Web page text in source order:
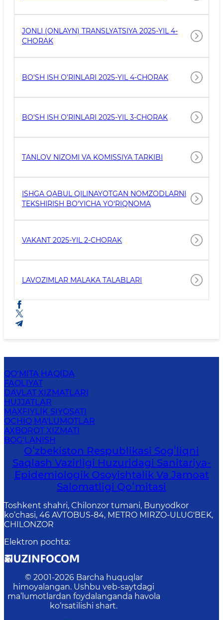
JONLI (ONLAYN) TRANSLYATSIYA 2025-YIL 4-
CHORAK
BO'SH ISH O'RINLARI 2025-YIL 4-CHORAK
BO'SH ISH O'RINLARI 2025-YIL 3-CHORAK
TANLOV NIZOMI VA KOMISSIYA TARKIBI
ISHGA QABUL QILINAYOTGAN NOMZODLARNI
TEKSHIRISH BO‘YICHA YO‘RIQNOMA
VAKANT 2025-YIL 2-CHORAK
LAVOZIMLAR MALAKA TALABLARI
QO‘MITA HAQIDA
FAOLIYAT
DAVLAT XIZMATLARI
HUJJATLAR
MAXFIYLIK SIYOSATI
OCHIQ MA'LUMOTLAR
AXBOROT XIZMATI
BOG‘LANISH
Oʻzbekiston Respublikasi Sogʻliqni
Saqlash Vazirligi Huzuridagi Sanitariya-
Epidemiologik Osoyishtalik Va Jamoat
Salomatligi Qoʻmitasi
Toshkent shahri, Chilonzor tumani, Bunyodkor
ko‘chasi, 46 AVTOBUS-84, METRO MIRZO-ULUG'BEK,
CHILONZOR
Elektron pochta:
© 2001-2026 Barcha huquqlar
himoyalangan. Ushbu veb-saytdagi
ma’lumotlardan foydalanganda havola
ko‘rsatilishi shart.